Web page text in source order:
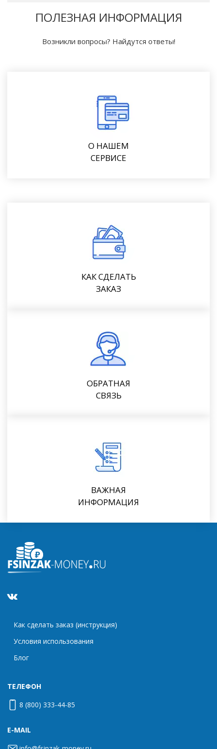
ПОЛЕЗНАЯ ИНФОРМАЦИЯ
Возникли вопросы? Найдутся ответы!
О НАШЕМ
СЕРВИСЕ
КАК СДЕЛАТЬ
ЗАКАЗ
ОБРАТНАЯ
СВЯЗЬ
ВАЖНАЯ
ИНФОРМАЦИЯ
Как сделать заказ (инструкция)
Условия использования
Блог
ТЕЛЕФОН
8 (800) 333-44-85
E-MAIL